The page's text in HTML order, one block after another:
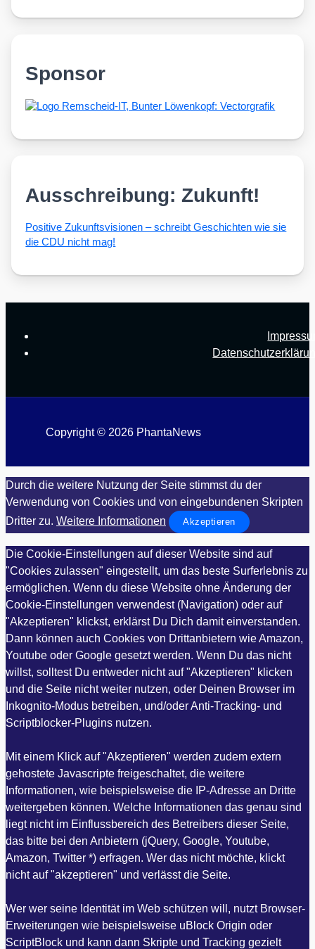
Sponsor
Ausschreibung: Zukunft!
Posi­ti­ve Zukunfts­vi­sio­nen – schreibt Geschich­ten wie sie
die CDU nicht mag!
Copyright © 2026 PhantaNews
Durch die weitere Nutzung der Seite stimmst du der
Verwendung von Cookies und von eingebundenen Skripten
Dritter zu. Weitere Informationen Akzeptieren
Die Cookie-Einstellungen auf dieser Website sind auf
"Cookies zulassen" eingestellt, um das beste Surferlebnis zu
ermöglichen. Wenn du diese Website ohne Änderung der
Cookie-Einstellungen verwendest (Navigation) oder auf
"Akzeptieren" klickst, erklärst Du Dich damit einverstanden.
Dann können auch Cookies von Drittanbietern wie Amazon,
Youtube oder Google gesetzt werden. Wenn Du das nicht
willst, solltest Du entweder nicht auf "Akzeptieren" klicken
und die Seite nicht weiter nutzen, oder Deinen Browser im
Inkognito-Modus betreiben, und/oder Anti-Tracking- und
Scriptblocker-Plugins nutzen.
Mit einem Klick auf "Akzeptieren" werden zudem extern
gehostete Javascripte freigeschaltet, die weitere
Informationen, wie beispielsweise die IP-Adresse an Dritte
weitergeben können. Welche Informationen das genau sind
liegt nicht im Einflussbereich des Betreibers dieser Seite,
das bitte bei den Anbietern (jQuery, Google, Youtube,
Amazon, Twitter *) erfragen. Wer das nicht möchte, klickt
nicht auf "akzeptieren" und verlässt die Seite.
Wer wer seine Identität im Web schützen will, nutzt Browser-
Erweiterungen wie beispielsweise uBlock Origin oder
ScriptBlock und kann dann Skripte und Tracking gezielt